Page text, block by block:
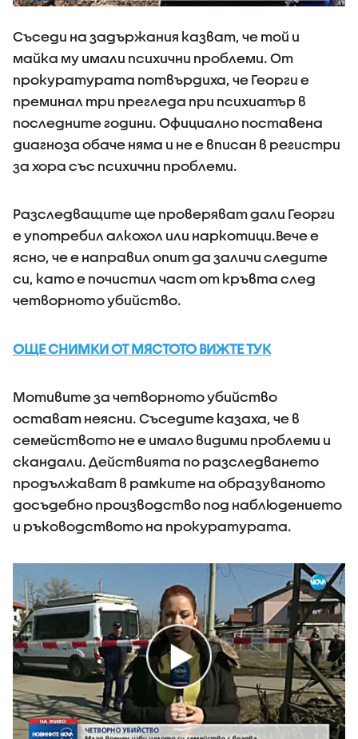
Съседи на задържания казват, че той и
майка му имали психични проблеми. От
прокуратурата потвърдиха, че Георги е
преминал три прегледа при психиатър в
последните години. Официално поставена
диагноза обаче няма и не е вписан в регистри
за хора със психични проблеми.
Разследващите ще проверяват дали Георги
е употребил алкохол или наркотици.Вече е
ясно, че е направил опит да заличи следите
си, като е почистил част от кръвта след
четворното убийство.
ОЩЕ СНИМКИ ОТ МЯСТОТО ВИЖТЕ ТУК
Мотивите за четворното убийство
остават неясни. Съседите казаха, че в
семейството не е имало видими проблеми и
скандали. Действията по разследването
продължават в рамките на образуваното
досъдебно производство под наблюдението
и ръководството на прокуратурата.